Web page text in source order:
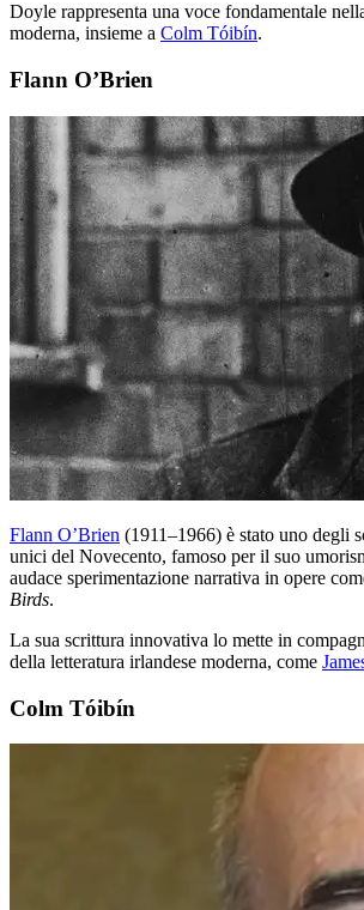
Doyle rappresenta una voce fondamentale
moderna, insieme a Colm Tóibín.
Flann O’Brien
Flann O’Brien (1911–1966) è stato uno degli
unici del Novecento, famoso per il suo
audace sperimentazione narrativa in opere
Birds.
La sua scrittura innovativa lo mette in
della letteratura irlandese moderna, come
Colm Tóibín